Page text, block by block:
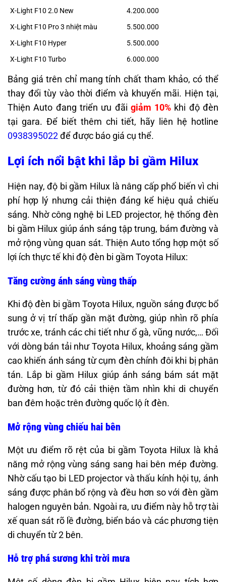
X-Light F10 2.0 New
4.200.000
X-Light F10 Pro 3 nhiệt màu
5.500.000
X-Light F10 Hyper
5.500.000
X-Light F10 Turbo
6.000.000
Bảng giá trên chỉ mang tính chất tham khảo, có thể
thay đổi tùy vào thời điểm và khuyến mãi. Hiện tại,
Thiện Auto đang triển ưu đãi giảm 10% khi độ đèn
tại gara. Để biết thêm chi tiết, hãy liên hệ hotline
0938395022để được báo giá cụ thể.
Lợi ích nổi bật khi lắp bi gầm Hilux
Hiện nay, độ bi gầm Hilux là nâng cấp phổ biến vì chi
phí hợp lý nhưng cải thiện đáng kể hiệu quả chiếu
sáng. Nhờ công nghệ bi LED projector, hệ thống đèn
bi gầm Hilux giúp ánh sáng tập trung, bám đường và
mở rộng vùng quan sát. Thiện Auto tổng hợp một số
lợi ích thực tế khi độ đèn bi gầm Toyota Hilux:
Tăng cường ánh sáng vùng thấp
Khi độ đèn bi gầm Toyota Hilux, nguồn sáng được bổ
sung ở vị trí thấp gần mặt đường, giúp nhìn rõ phía
trước xe, tránh các chi tiết như ổ gà, vũng nước,… Đối
với dòng bán tải như Toyota Hilux, khoảng sáng gầm
cao khiến ánh sáng từ cụm đèn chính đôi khi bị phân
tán. Lắp bi gầm Hilux giúp ánh sáng bám sát mặt
đường hơn, từ đó cải thiện tầm nhìn khi di chuyển
ban đêm hoặc trên đường quốc lộ ít đèn.
Mở rộng vùng chiếu hai bên
Một ưu điểm rõ rệt của bi gầm Toyota Hilux là khả
năng mở rộng vùng sáng sang hai bên mép đường.
Nhờ cấu tạo bi LED projector và thấu kính hội tụ, ánh
sáng được phân bổ rộng và đều hơn so với đèn gầm
halogen nguyên bản. Ngoài ra, ưu điểm này hỗ trợ tài
xế quan sát rõ lề đường, biển báo và các phương tiện
di chuyển từ 2 bên.
Hỗ trợ phá sương khi trời mưa